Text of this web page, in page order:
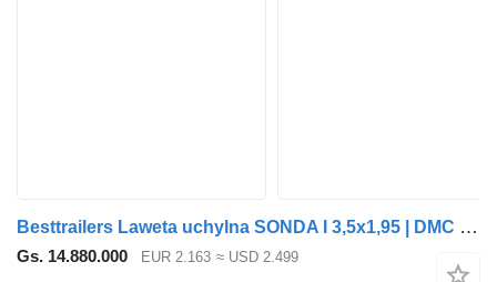
Besttrailers Laweta uchylna SONDA I 3,5x1,95 | DMC 1500 kg | Lekka + Najazdy
Gs. 14.880.000 EUR 2.163 ≈ USD 2.499